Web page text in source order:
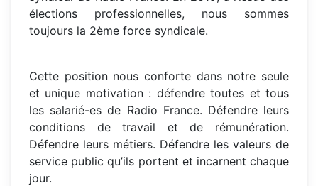
élections professionnelles, nous sommes
toujours la 2ème force syndicale.
Cette position nous conforte dans notre seule
et unique motivation : défendre toutes et tous
les salarié-es de Radio France. Défendre leurs
conditions de travail et de rémunération.
Défendre leurs métiers. Défendre les valeurs de
service public qu’ils portent et incarnent chaque
jour.